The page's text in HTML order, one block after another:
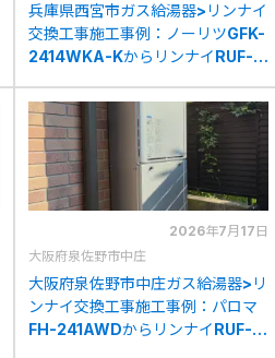
兵庫県西宮市ガス給湯器>リンナイ
交換工事施工事例：ノーリツGFK-
2414WKA-KからリンナイRUF-
2026年7月17日
大阪府泉佐野市中庄
大阪府泉佐野市中庄ガス給湯器>リ
ンナイ交換工事施工事例：パロマ
FH-241AWDからリンナイRUF-